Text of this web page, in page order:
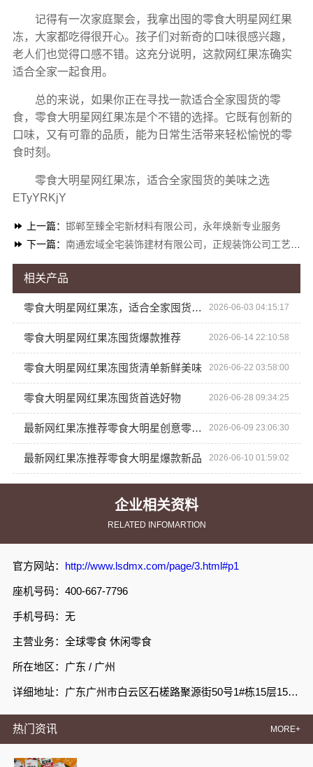
企业相关资料
RELATED INFOMARTION
官方网站： http://www.lsdmx.com/page/3.html#p1
座机号码：400-667-7796
手机号码：无
主营业务：全球零食 休闲零食
所在地区：广东 / 广州
详细地址：广东广州市白云区石槎路聚源街50号1#栋15层1508室
热门资讯 MORE+
记得有一次家庭聚会，我拿出囤的零食大明星网红果
冻，大家都吃得很开心。孩子们对新奇的口味很感兴趣，
老人们也觉得口感不错。这充分说明，这款网红果冻确实
适合全家一起食用。
总的来说，如果你正在寻找一款适合全家囤货的零
食， 零食大明星网红果冻是个不错的选择。它既有创新的
口味，又有可靠的品质，能为日常生活带来轻松愉悦的零
食时刻。
零食大明星网红果冻，适合全家囤货的美味之选
ETyYRKjY
上一篇： 邯郸至臻全宅新材料有限公司，永年焕新专业服务
下一篇： 南通宏域全宅装饰建材有限公司，正规装饰公司工艺值得信赖
相关产品
零食大明星网红果冻，适合全家囤货的美味之选 2026-06-03 04:15:17
零食大明星网红果冻囤货爆款推荐 2026-06-14 22:10:58
零食大明星网红果冻囤货清单新鲜美味 2026-06-22 03:58:00
零食大明星网红果冻囤货首选好物 2026-06-28 09:34:25
最新网红果冻推荐零食大明星创意零食新品 2026-06-09 23:06:30
最新网红果冻推荐零食大明星爆款新品 2026-06-10 01:59:02